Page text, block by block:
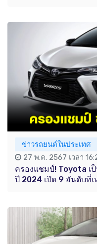
ข่าวรถยนต์ในประเทศ
27 พ.ค. 2567 เวลา
ครองแชมป์! Toyota เ
ปี 2024 เปิด 9 อันดับที่